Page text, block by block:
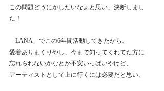
この問題どうにかしたいなぁと思い、決断しまし
た！
「LANA」でこの6年間活動してきたから、
愛着ありまくりやし、今まで知ってくれてた方に
忘れられないかなとか不安いっぱいやけど、
アーティストとして上に行くには必要だと思い、